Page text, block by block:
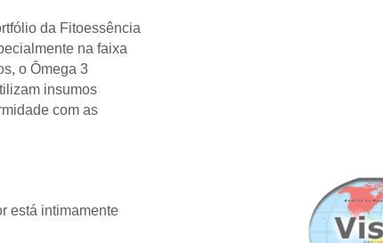
da Fitoessência
na faixa
o Ômega 3
insumos
com as
está intimamente